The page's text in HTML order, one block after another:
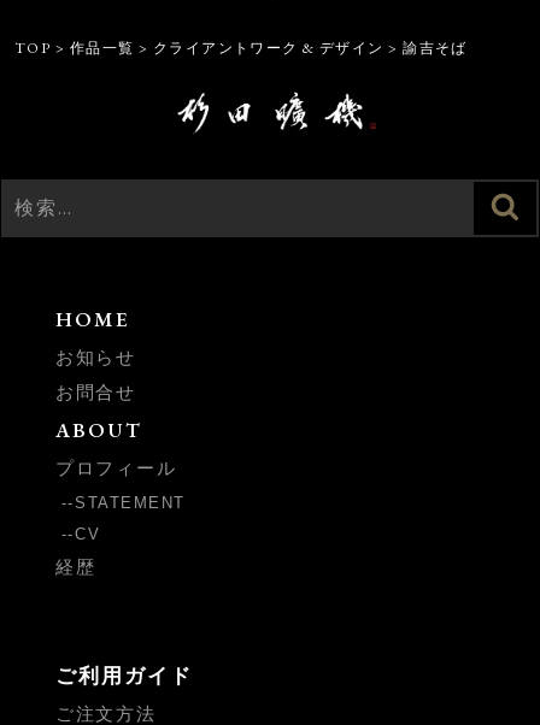
TOP > 作品一覧 > クライアントワーク & デザイン >諭吉そば
検
索:
HOME
お知らせ
お問合せ
ABOUT
プロフィール
STATEMENT
CV
経歴
ご利用ガイド
ご注文方法